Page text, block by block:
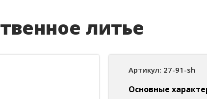
литье
Артикул: 27-91-sh
Основные